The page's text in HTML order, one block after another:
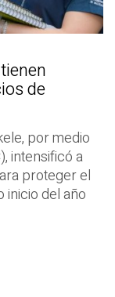
de
por medio
intensificó a
proteger el
inicio del año